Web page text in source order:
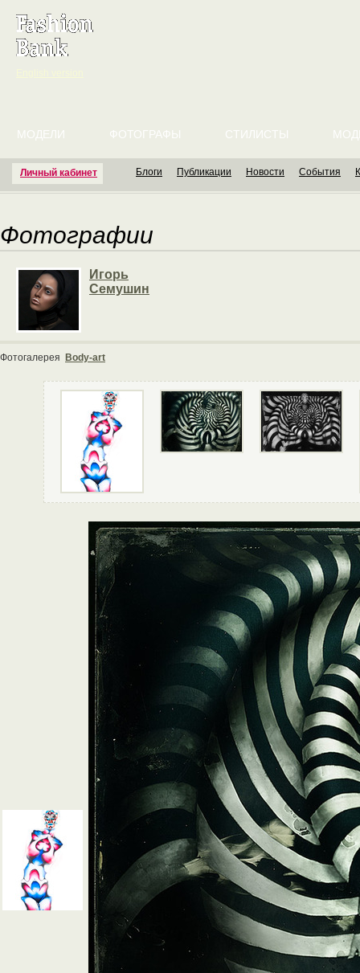
Личный кабинет
МОДЕЛИ ФОТОГРАФЫ СТИЛИСТЫ
Блоги Публикации Новости События
Фотографии
Игорь
Семушин
Фотогалерея Body-art